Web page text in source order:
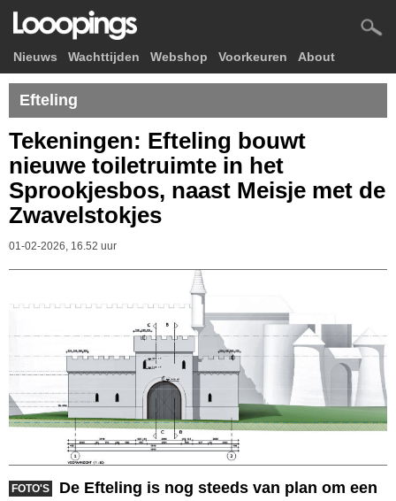
Nieuws Wachttijden Webshop Voorkeuren About
Efteling
Tekeningen: Efteling bouwt
nieuwe toiletruimte in het
Sprookjesbos, naast Meisje met de
Zwavelstokjes
01-02-2026, 16.52 uur
FOTO'S
De Efteling is nog steeds van plan om een